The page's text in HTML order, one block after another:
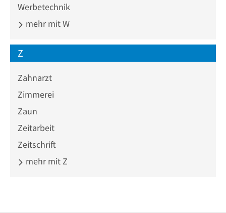
Werbetechnik
mehr mit W
Z
Zahnarzt
Zimmerei
Zaun
Zeitarbeit
Zeitschrift
mehr mit Z